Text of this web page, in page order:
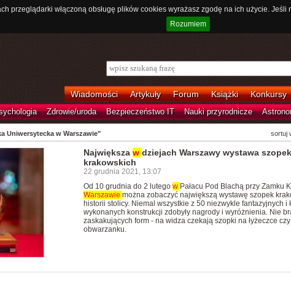
przeglądarki włączoną obsługę plików cookies wyrażasz zgodę na ich użycie.
Rozumiem
Wiadomości Artykuły Forum Książki Konkursy
Zdrowie/uroda Bezpieczeństwo IT Nauki przyrodnicze
sortuj
Uniwersytecka w Warszawie"
Największa w dziejach Warszawy wystawa szopek
krakowskich
22 grudnia 2021, 13:07
Od 10 grudnia do 2 lutego w Pałacu Pod Blachą przy Zamku
Warszawie można zobaczyć największą wystawę szopek
historii stolicy. Niemal wszystkie z 50 niezwykle fantazyjnych i
wykonanych konstrukcji zdobyły nagrody i wyróżnienia. Nie
zaskakujących form - na widza czekają szopki na łyżeczce czy
obwarzanku.